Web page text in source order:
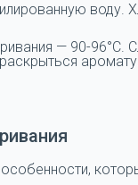
воду.
— 90-96°C.